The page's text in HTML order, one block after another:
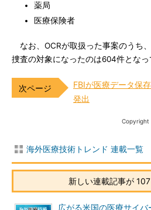
薬局
医療保険者
なお、OCRが取扱った事案のうち
捜査の対象になったのは604件となっ
FBIが医療データ保
発出
Copyright
海外医療技術トレンド 連載一覧
新しい連載記事が
広がる米国の医療サイ